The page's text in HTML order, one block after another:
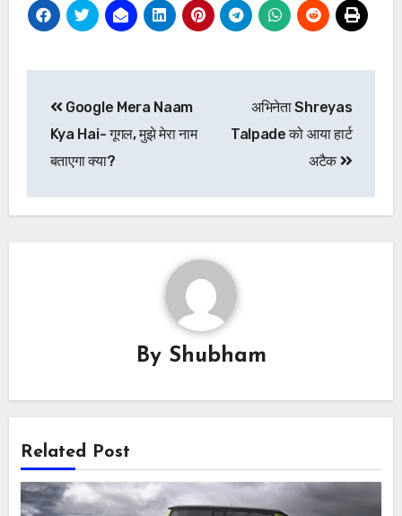
navigation
Google Mera Naam
Kya Hai- गूगल, मुझे मेरा नाम
बताएगा क्या?
अभिनेता Shreyas
Talpade को आया हार्ट
अटैक
By Shubham
Related Post